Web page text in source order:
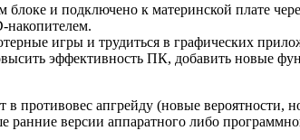
блоке и подключено к материнской плате
накопителем.
игры и трудиться в графических
эффективность ПК, добавить новые
противовес апгрейду (новые вероятности,
версии аппаратного либо